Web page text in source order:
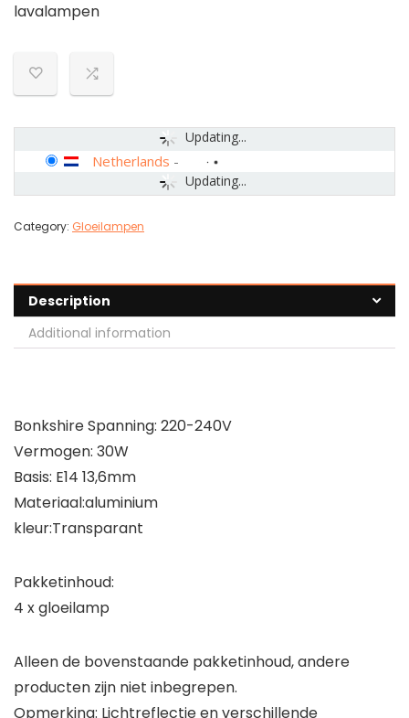
lavalampen
Updating...
Updating...
Netherlands -
Category: Gloeilampen
Description
Additional information
Bonkshire Spanning: 220-240V
Vermogen: 30W
Basis: E14 13,6mm
Materiaal:aluminium
kleur:Transparant
Pakketinhoud:
4 x gloeilamp
Alleen de bovenstaande pakketinhoud, andere
producten zijn niet inbegrepen.
Opmerking: Lichtreflectie en verschillende